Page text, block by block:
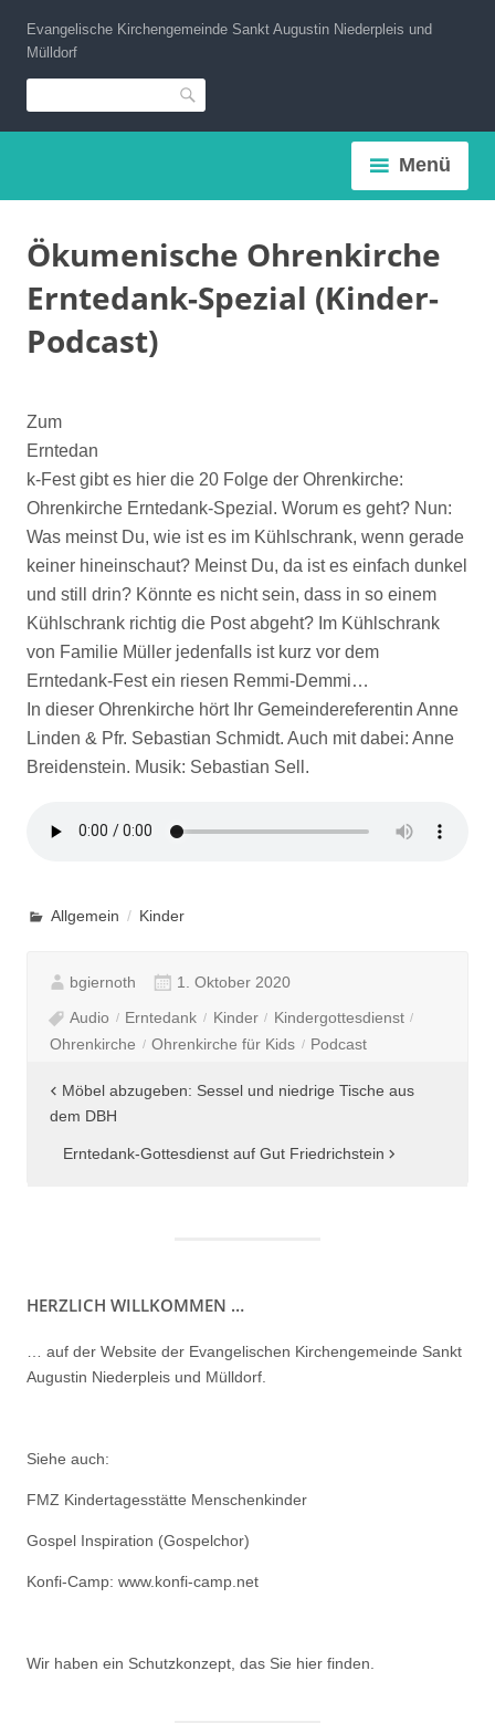
Inhalt
springen
Evangelische Kirchengemeinde Sankt Augustin Niederpleis und
Mülldorf
Suche
Menü
Ökumenische Ohrenkirche
Erntedank-Spezial (Kinder-
Podcast)
Zum
Erntedan
k-Fest gibt es hier die 20 Folge der Ohrenkirche:
Ohrenkirche Erntedank-Spezial. Worum es geht? Nun:
Was meinst Du, wie ist es im Kühlschrank, wenn gerade
keiner hineinschaut? Meinst Du, da ist es einfach dunkel
und still drin? Könnte es nicht sein, dass in so einem
Kühlschrank richtig die Post abgeht? Im Kühlschrank
von Familie Müller jedenfalls ist kurz vor dem
Erntedank-Fest ein riesen Remmi-Demmi…
In dieser Ohrenkirche hört Ihr Gemeindereferentin Anne
Linden & Pfr. Sebastian Schmidt. Auch mit dabei: Anne
Breidenstein. Musik: Sebastian Sell.
Allgemein Kinder
bgiernoth 1. Oktober 2020
Audio Erntedank Kinder
Kindergottesdienst
Ohrenkirche
Ohrenkirche für Kids Podcast
Beitragsnavigation
Möbel abzugeben: Sessel und niedrige Tische aus
dem DBH
Erntedank-Gottesdienst auf Gut Friedrichstein
HERZLICH WILLKOMMEN …
… auf der Website der Evangelischen Kirchengemeinde Sankt
Augustin Niederpleis und Mülldorf.
Siehe auch:
FMZ Kindertagesstätte Menschenkinder
Gospel Inspiration (Gospelchor)
Konfi-Camp: www.konfi-camp.net
Wir haben ein Schutzkonzept, das Sie hier finden.